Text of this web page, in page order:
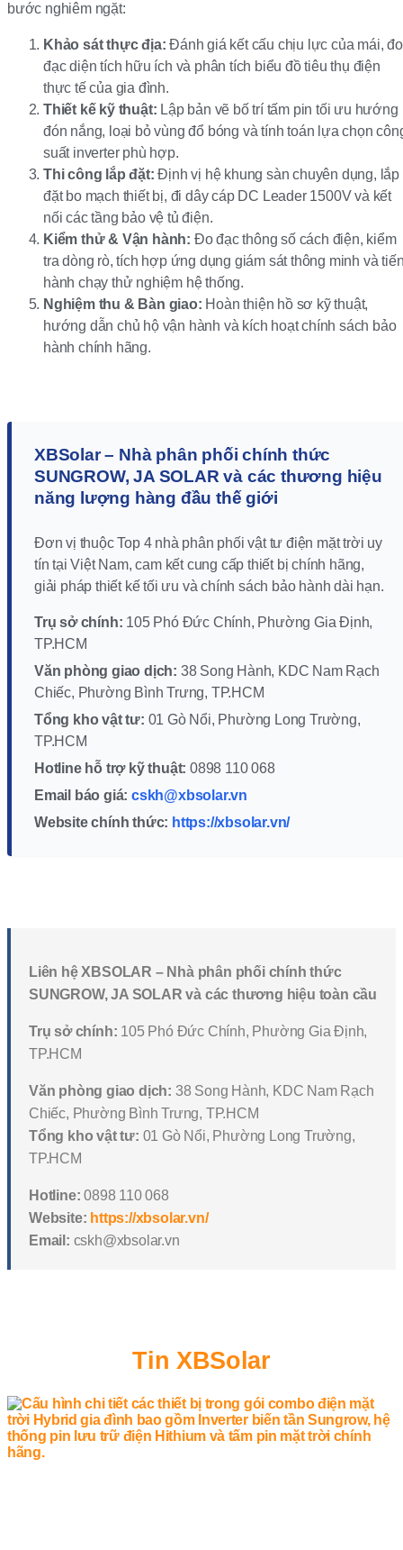
bước nghiêm ngặt:
Khảo sát thực địa: Đánh giá kết cấu chịu lực của mái, đo
đạc diện tích hữu ích và phân tích biểu đồ tiêu thụ điện
thực tế của gia đình.
Thiết kế kỹ thuật: Lập bản vẽ bố trí tấm pin tối ưu hướng
đón nắng, loại bỏ vùng đổ bóng và tính toán lựa chọn
suất inverter phù hợp.
Thi công lắp đặt: Định vị hệ khung sàn chuyên dụng, lắp
đặt bo mạch thiết bị, đi dây cáp DC Leader 1500V và kết
nối các tầng bảo vệ tủ điện.
Kiểm thử & Vận hành: Đo đạc thông số cách điện, kiểm
tra dòng rò, tích hợp ứng dụng giám sát thông minh và
hành chạy thử nghiệm hệ thống.
Nghiệm thu & Bàn giao: Hoàn thiện hồ sơ kỹ thuật,
hướng dẫn chủ hộ vận hành và kích hoạt chính sách bảo
hành chính hãng.
XBSolar – Nhà phân phối chính thức
SUNGROW, JA SOLAR và các thương hiệu
năng lượng hàng đầu thế giới
Đơn vị thuộc Top 4 nhà phân phối vật tư điện mặt trời uy
tín tại Việt Nam, cam kết cung cấp thiết bị chính hãng,
giải pháp thiết kế tối ưu và chính sách bảo hành dài hạn.
Trụ sở chính: 105 Phó Đức Chính, Phường Gia Định,
TP.HCM
Văn phòng giao dịch: 38 Song Hành, KDC Nam Rạch
Chiếc, Phường Bình Trưng, TP.HCM
Tổng kho vật tư: 01 Gò Nổi, Phường Long Trường,
TP.HCM
Hotline hỗ trợ kỹ thuật: 0898 110 068
Email báo giá: cskh@xbsolar.vn
Website chính thức: https://xbsolar.vn/
Liên hệ XBSOLAR – Nhà phân phối chính thức
SUNGROW, JA SOLAR và các thương hiệu toàn cầu
Trụ sở chính: 105 Phó Đức Chính, Phường Gia Định,
TP.HCM
Văn phòng giao dịch: 38 Song Hành, KDC Nam Rạch
Chiếc, Phường Bình Trưng, TP.HCM
Tổng kho vật tư: 01 Gò Nổi, Phường Long Trường,
TP.HCM
Hotline: 0898 110 068
Website: https://xbsolar.vn/
Email: cskh@xbsolar.vn
Tin XBSolar